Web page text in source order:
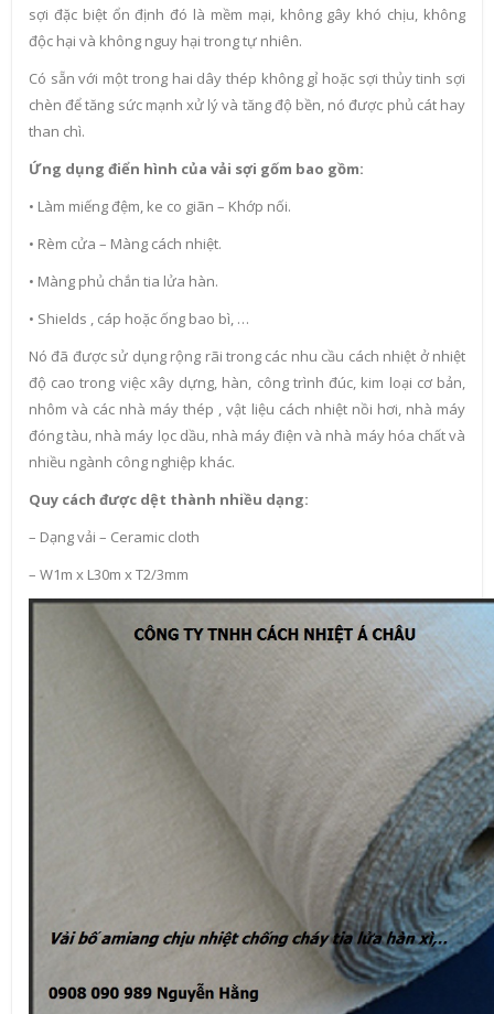
sợi đặc biệt ổn định đó là mềm mại, không gây khó chịu, không
độc hại và không nguy hại trong tự nhiên.
Có sẵn với một trong hai dây thép không gỉ hoặc sợi thủy tinh sợi
chèn để tăng sức mạnh xử lý và tăng độ bền, nó được phủ cát hay
than chì.
Ứng dụng điển hình của vải sợi gốm bao gồm:
• Làm miếng đệm, ke co giãn – Khớp nối.
• Rèm cửa – Màng cách nhiệt.
• Màng phủ chắn tia lửa hàn.
• Shields , cáp hoặc ống bao bì, …
Nó đã được sử dụng rộng rãi trong các nhu cầu cách nhiệt ở nhiệt
độ cao trong việc xây dựng, hàn, công trình đúc, kim loại cơ bản,
nhôm và các nhà máy thép , vật liệu cách nhiệt nồi hơi, nhà máy
đóng tàu, nhà máy lọc dầu, nhà máy điện và nhà máy hóa chất và
nhiều ngành công nghiệp khác.
Quy cách được dệt thành nhiều dạng:
– Dạng vải – Ceramic cloth
– W1m x L30m x T2/3mm